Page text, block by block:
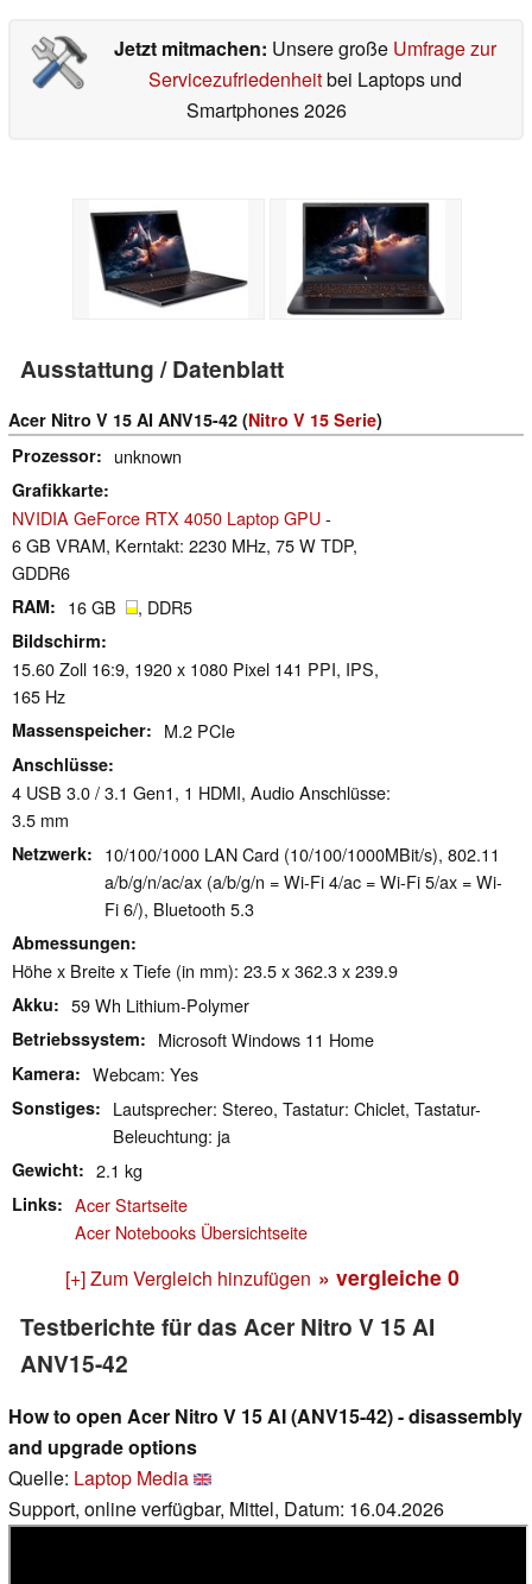
Jetzt mitmachen: Unsere große Umfrage zur
Servicezufriedenheitbei Laptops und
Smartphones 2026
Ausstattung / Datenblatt
Acer Nitro V 15 AI ANV15-42 (Nitro V 15 Serie)
Prozessor
unknown
Grafikkarte
NVIDIA GeForce RTX 4050 Laptop GPU-
6 GB VRAM, Kerntakt: 2230 MHz, 75 W TDP,
GDDR6
RAM 16 GB , DDR5
Bildschirm
15.60 Zoll 16:9, 1920 x 1080 Pixel 141 PPI, IPS,
165 Hz
Massenspeicher M.2 PCIe
Anschlüsse
4 USB 3.0 / 3.1 Gen1, 1 HDMI, Audio Anschlüsse:
3.5 mm
Netzwerk
10/100/1000 LAN Card (10/100/1000MBit/s), 802.11
a/b/g/n/ac/ax (a/b/g/n = Wi-Fi 4/ac = Wi-Fi 5/ax = Wi-
Fi 6/), Bluetooth 5.3
Abmessungen
Höhe x Breite x Tiefe (in mm): 23.5 x 362.3 x 239.9
Akku 59 Wh Lithium-Polymer
Betriebssystem Microsoft Windows 11 Home
Kamera Webcam: Yes
Sonstiges
Lautsprecher: Stereo, Tastatur: Chiclet, Tastatur-
Beleuchtung: ja
Gewicht 2.1 kg
Links
Acer Startseite
Acer Notebooks Übersichtseite
[+] Zum Vergleich hinzufügen » vergleiche 0
Testberichte für das Acer Nitro V 15 AI
ANV15-42
How to open Acer Nitro V 15 AI (ANV15-42) - disassembly
and upgrade options
Quelle: Laptop Media
Support, online verfügbar, Mittel, Datum: 16.04.2026